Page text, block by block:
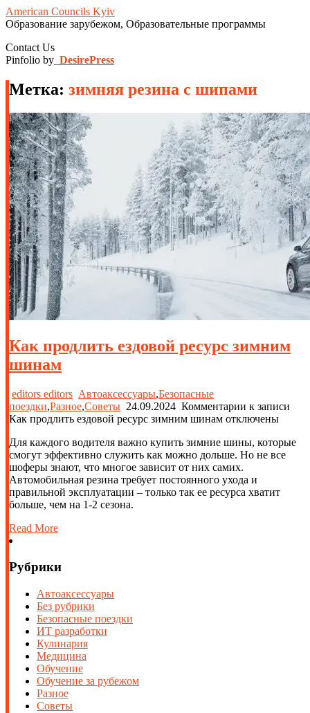
American Councils Kyiv
Образование зарубежом, Образовательные программы
Contact Us
Pinfolio by DesirePress
Метка: зимняя резина с шипами
Как продлить ездовой ресурс зимним
шинам
editors editors Автоаксессуары,Безопасные
поездки,Разное,Советы 24.09.2024 Комментарии к записи
Как продлить ездовой ресурс зимним шинам отключены
Для каждого водителя важно купить зимние шины, которые
смогут эффективно служить как можно дольше. Но не все
шоферы знают, что многое зависит от них самих.
Автомобильная резина требует постоянного ухода и
правильной эксплуатации – только так ее ресурса хватит
больше, чем на 1-2 сезона.
Read More
Рубрики
Автоаксессуары
Без рубрики
Безопасные поездки
ИТ разработки
Кулинария
Медицина
Обучение
Обучение за рубежом
Разное
Советы